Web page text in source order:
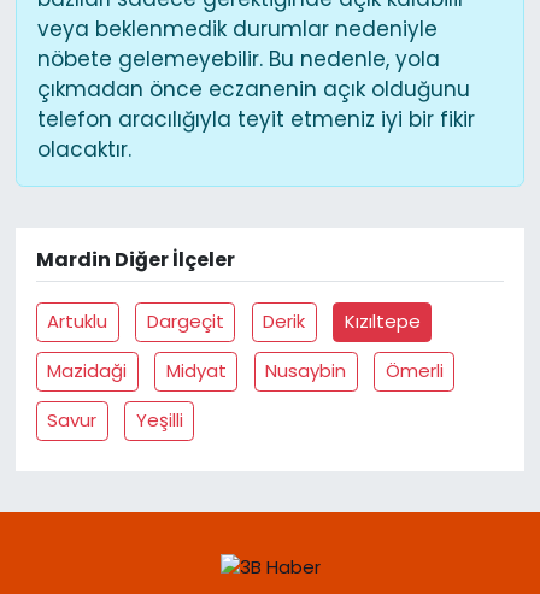
veya beklenmedik durumlar nedeniyle
nöbete gelemeyebilir. Bu nedenle, yola
çıkmadan önce eczanenin açık olduğunu
telefon aracılığıyla teyit etmeniz iyi bir fikir
olacaktır.
Mardin Diğer İlçeler
Artuklu Dargeçit Derik
Kızıltepe
Mazidaği
Midyat Nusaybin
Ömerli
Savur
Yeşilli